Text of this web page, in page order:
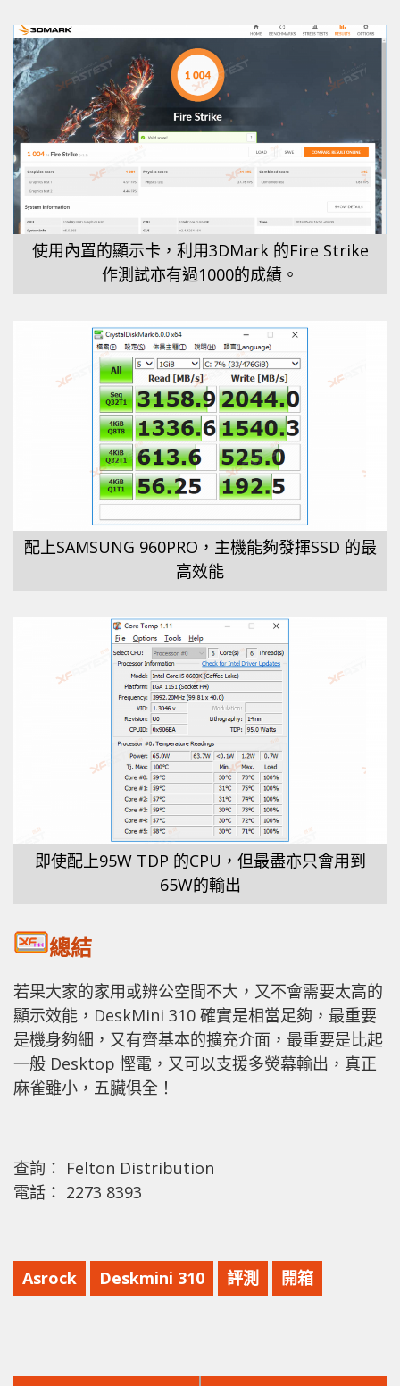
使用內置的顯示卡，利用3DMark 的Fire Strike
作測試亦有過1000的成績。
配上SAMSUNG 960PRO，主機能夠發揮SSD 的最
高效能
即使配上95W TDP 的CPU，但最盡亦只會用到
65W的輸出
總結
若果大家的家用或辨公空間不大，又不會需要太高的
顯示效能，DeskMini 310 確實是相當足夠，最重要
是機身夠細，又有齊基本的擴充介面，最重要是比起
一般 Desktop 慳電，又可以支援多熒幕輸出，真正
麻雀雖小，五臟俱全！
查詢： Felton Distribution
電話： 2273 8393
Asrock Deskmini 310 評測 開箱